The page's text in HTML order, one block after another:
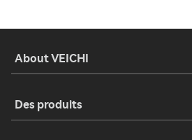
About VEICHI
Des produits